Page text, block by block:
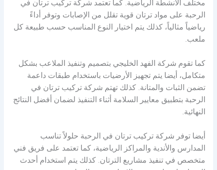
مختلف الأنشطة الرياضية. كما تعتمد شركة تركيب ترتان في
الرحبة على مواد ترتان قوية تقلل من الإصابات وتوفر أداءً
رياضياً مثالياً، كذلك يتم اختيار النوع المناسب حسب طبيعة كل
ملعب.
كما تقوم شركة الفهد الخليجي بتصميم وتنفيذ الملاعب بشكل
متكامل، أيضا يتم تجهيز الأرضيات باستخدام طبقات داعمة
تضمن الثبات والمتانة. كذلك تهتم شركة تركيب ترتان في
الرحبة بتطبيق معايير السلامة أثناء التنفيذ لضمان أفضل النتائج
النهائية.
أيضا توفر شركة تركيب ترتان في الرحبة حلولاً تناسب
المدارس والأندية والمراكز الرياضية، كما تعتمد على فريق فني
متخصص في تنفيذ مشاريع الترتان. كذلك يتم استخدام أحدث